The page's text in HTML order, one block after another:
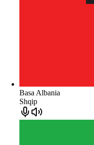
Basa Albania
Shqip